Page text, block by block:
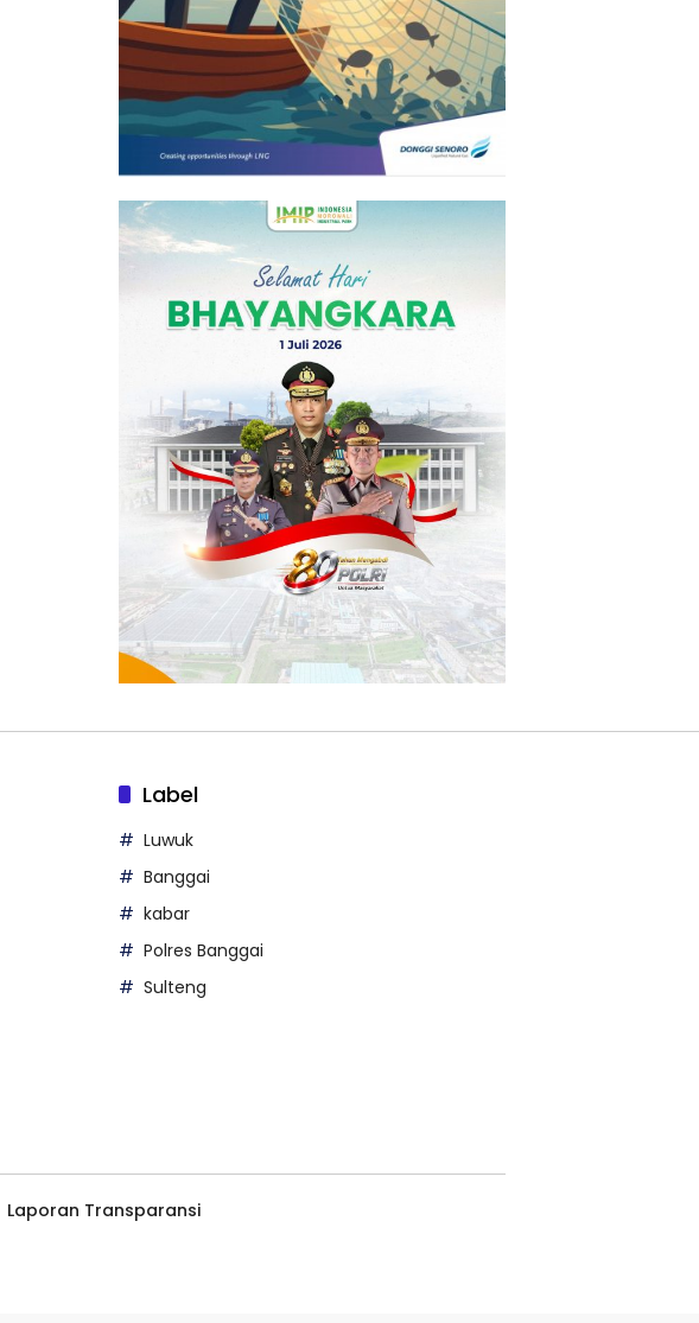
Label
Luwuk
Banggai
kabar
Polres Banggai
Sulteng
Laporan Transparansi